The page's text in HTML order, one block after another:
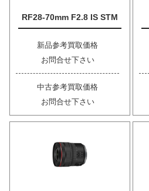
RF28-70mm F2.8 IS STM
新品参考買取価格
お問合せ下さい
中古参考買取価格
お問合せ下さい